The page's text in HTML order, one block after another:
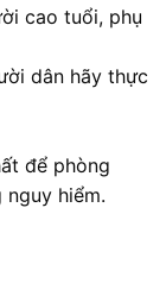
cao tuổi, phụ
dân hãy thực
để phòng
hiểm.